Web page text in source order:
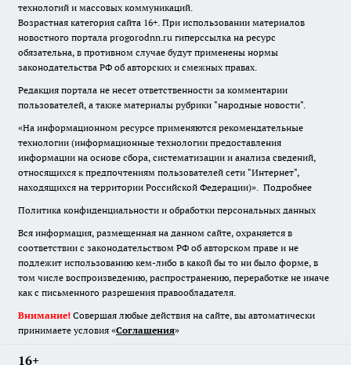
технологий и массовых коммуникаций.
Возрастная категория сайта 16+. При использовании материалов
новостного портала progorodnn.ru гиперссылка на ресурс
обязательна, в противном случае будут применены нормы
законодательства РФ об авторских и смежных правах.
Редакция портала не несет ответственности за комментарии
пользователей, а также материалы рубрики "народные новости".
«На информационном ресурсе применяются рекомендательные
технологии (информационные технологии предоставления
информации на основе сбора, систематизации и анализа сведений,
относящихся к предпочтениям пользователей сети "Интернет",
находящихся на территории Российской Федерации)». Подробнее
Политика конфиденциальности и обработки персональных данных
Вся информация, размещенная на данном сайте, охраняется в
соответствии с законодательством РФ об авторском праве и не
подлежит использованию кем-либо в какой бы то ни было форме, в
том числе воспроизведению, распространению, переработке не иначе
как с письменного разрешения правообладателя.
Внимание! Совершая любые действия на сайте, вы автоматически
принимаете условия «Cоглашения»
16+